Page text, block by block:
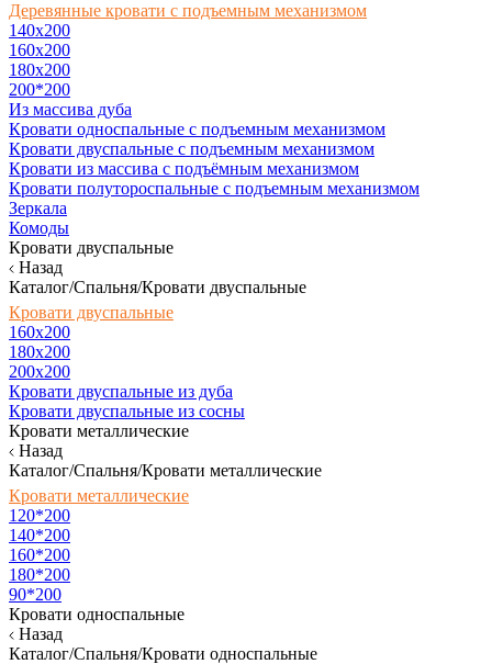
Деревянные кровати с подъемным механизмом
140x200
160х200
180х200
200*200
Из массива дуба
Кровати односпальные с подъемным механизмом
Кровати двуспальные с подъемным механизмом
Кровати из массива с подъёмным механизмом
Кровати полутороспальные с подъемным механизмом
Зеркала
Комоды
Кровати двуспальные
Назад
Каталог/Спальня/Кровати двуспальные
Кровати двуспальные
160х200
180x200
200x200
Кровати двуспальные из дуба
Кровати двуспальные из сосны
Кровати металлические
Назад
Каталог/Спальня/Кровати металлические
Кровати металлические
120*200
140*200
160*200
180*200
90*200
Кровати односпальные
Назад
Каталог/Спальня/Кровати односпальные